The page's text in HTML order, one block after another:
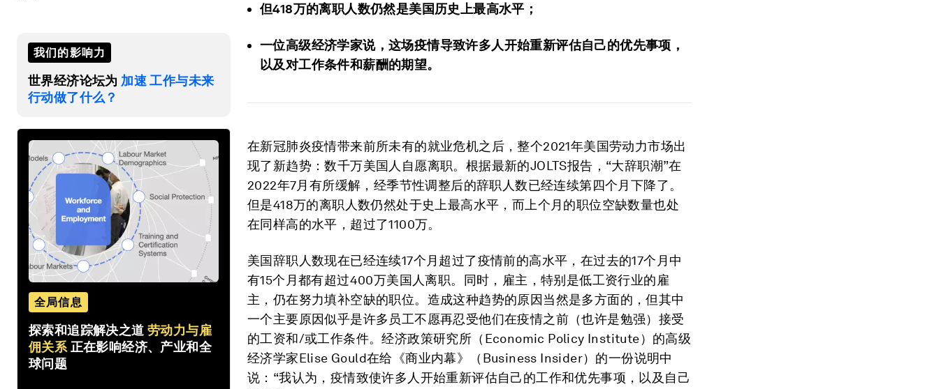
我们的影响力
世界经济论坛为 加速 工作与未来
行动做了什么？
全局信息
探索和追踪解决之道 劳动力与雇
佣关系 正在影响经济、产业和全
球问题
但418万的离职人数仍然是美国历史上最高水平；
一位高级经济学家说，这场疫情导致许多人开始重新评估自己的优先事项，
以及对工作条件和薪酬的期望。
在新冠肺炎疫情带来前所未有的就业危机之后，整个2021年美国劳动力市场出
现了新趋势：数千万美国人自愿离职。根据最新的JOLTS报告，“大辞职潮”在
2022年7月有所缓解，经季节性调整后的辞职人数已经连续第四个月下降了。
但是418万的离职人数仍然处于史上最高水平，而上个月的职位空缺数量也处
在同样高的水平，超过了1100万。
美国辞职人数现在已经连续17个月超过了疫情前的高水平，在过去的17个月中
有15个月都有超过400万美国人离职。同时，雇主，特别是低工资行业的雇
主，仍在努力填补空缺的职位。造成这种趋势的原因当然是多方面的，但其中
一个主要原因似乎是许多员工不愿再忍受他们在疫情之前（也许是勉强）接受
的工资和/或工作条件。经济政策研究所（Economic Policy Institute）的高级
经济学家Elise Gould在给《商业内幕》（Business Insider）的一份说明中
说：“我认为，疫情致使许多人开始重新评估自己的工作和优先事项，以及自己